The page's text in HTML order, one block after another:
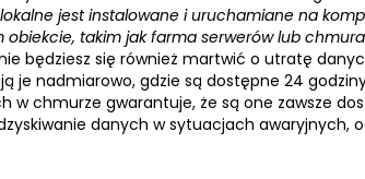
jest instalowane i uruchamiane na
takim jak farma serwerów lub
będziesz się również martwić o utratę
je nadmiarowo, gdzie są dostępne 24
w chmurze gwarantuje, że są one zawsze
danych w sytuacjach awaryjnych,